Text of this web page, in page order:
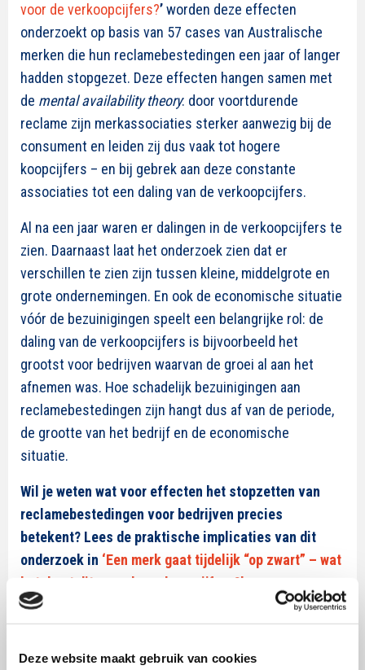
Deze website maakt gebruik van cookies
voor de verkoopcijfers?’worden deze effecten
onderzoekt op basis van 57 cases van Australische
merken die hun reclamebestedingen een jaar of langer
hadden stopgezet. Deze effecten hangen samen met
de mental availability theory: door voortdurende
reclame zijn merkassociaties sterker aanwezig bij de
consument en leiden zij dus vaak tot hogere
koopcijfers – en bij gebrek aan deze constante
associaties tot een daling van de verkoopcijfers.
Al na een jaar waren er dalingen in de verkoopcijfers te
zien. Daarnaast laat het onderzoek zien dat er
verschillen te zien zijn tussen kleine, middelgrote en
grote ondernemingen. En ook de economische situatie
vóór de bezuinigingen speelt een belangrijke rol: de
daling van de verkoopcijfers is bijvoorbeeld het
grootst voor bedrijven waarvan de groei al aan het
afnemen was. Hoe schadelijk bezuinigingen aan
reclamebestedingen zijn hangt dus af van de periode,
de grootte van het bedrijf en de economische
situatie.
Wil je weten wat voor effecten het stopzetten van
reclamebestedingen voor bedrijven precies
betekent? Lees de praktische implicaties van dit
onderzoek in ‘Een merk gaat tijdelijk “op zwart” – wat
betekent dit voor de verkoopcijfers?’